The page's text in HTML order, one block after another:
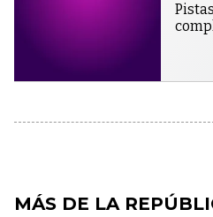
MÁS DE LA